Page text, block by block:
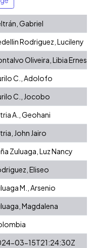
Gabriel
Rodriguez, Lucileny
Oliveira, Libia
C., Adolofo
C., Jocobo
A., Geohani
John Jairo
Zuluaga, Luz Nancy
Eliseo
M., Arsenio
Magdalena
03-15T21:24:30Z